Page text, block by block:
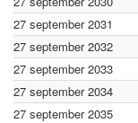
27 september 2031
27 september 2032
27 september 2033
27 september 2034
27 september 2035